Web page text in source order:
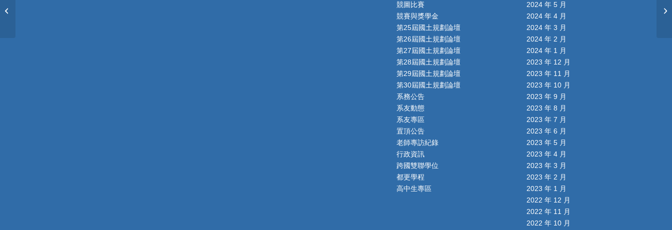
競圖比賽
競賽與獎學金
第25屆國土規劃論壇
第26屆國土規劃論壇
第27屆國土規劃論壇
第28屆國土規劃論壇
第29屆國土規劃論壇
第30屆國土規劃論壇
系務公告
系友動態
系友專區
置頂公告
老師專訪紀錄
行政資訊
跨國雙聯學位
都更學程
高中生專區
2024 年 5 月
2024 年 4 月
2024 年 3 月
2024 年 2 月
2024 年 1 月
2023 年 12 月
2023 年 11 月
2023 年 10 月
2023 年 9 月
2023 年 8 月
2023 年 7 月
2023 年 6 月
2023 年 5 月
2023 年 4 月
2023 年 3 月
2023 年 2 月
2023 年 1 月
2022 年 12 月
2022 年 11 月
2022 年 10 月